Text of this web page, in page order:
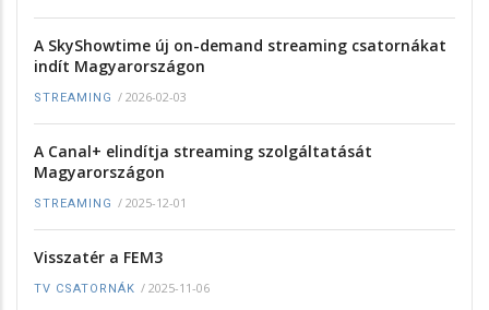
A SkyShowtime új on-demand streaming csatornákat
indít Magyarországon
STREAMING / 2026-02-03
A Canal+ elindítja streaming szolgáltatását
Magyarországon
STREAMING / 2025-12-01
Visszatér a FEM3
TV CSATORNÁK / 2025-11-06